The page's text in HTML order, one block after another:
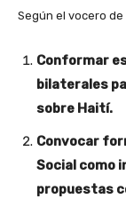
Según el vocero
Conformar
bilaterales
sobre Haití.
Convocar
Social como
propuestas